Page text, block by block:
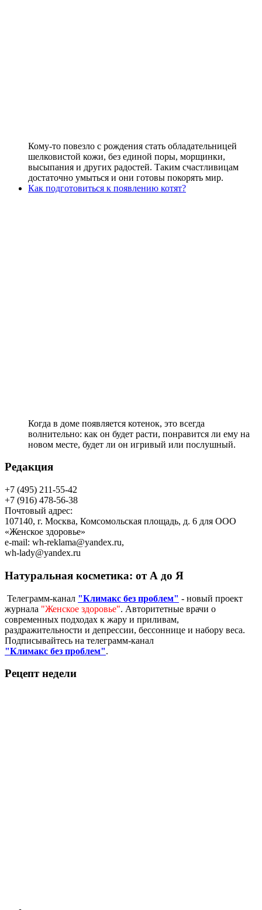
Кому-то повезло с рождения стать обладательницей
шелковистой кожи, без единой поры, морщинки,
высыпания и других радостей. Таким счастливицам
достаточно умыться и они готовы покорять мир.
Как подготовиться к появлению котят?
Когда в доме появляется котенок, это всегда
волнительно: как он будет расти, понравится ли ему на
новом месте, будет ли он игривый или послушный.
Редакция
+7 (495) 211-55-42
+7 (916) 478-56-38
Почтовый адрес:
107140, г. Москва, Комсомольская площадь, д. 6 для ООО
«Женское здоровье»
e-mail: wh-reklama@yandex.ru,
wh-lady@yandex.ru
Натуральная косметика: от А до Я
Телеграмм-канал "Климакс без проблем" - новый проект
журнала "Женское здоровье". Авторитетные врачи о
современных подходах к жару и приливам,
раздражительности и депрессии, бессоннице и набору веса.
Подписывайтесь на телеграмм-канал
"Климакс без проблем".
Рецепт недели